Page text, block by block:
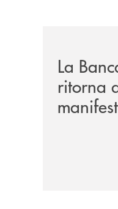
La
ritorna